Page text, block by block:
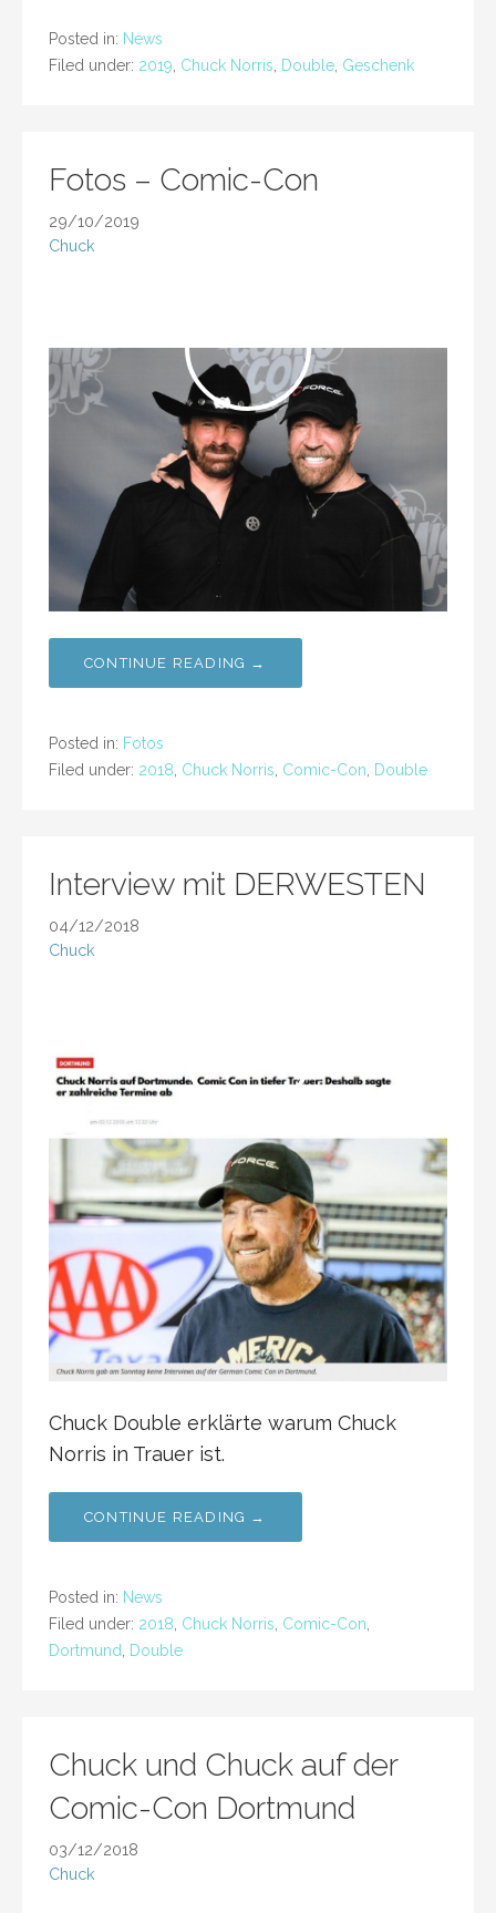
Posted in: News
Filed under: 2019 Chuck Norris Double Geschenk
Fotos – Comic-Con
29/10/2019
Chuck
CONTINUE READING →
Posted in: Fotos
Filed under: 2018 Chuck Norris Comic-Con Double
Interview mit DERWESTEN
04/12/2018
Chuck
Chuck Double erklärte warum Chuck
Norris in Trauer ist.
CONTINUE READING →
Posted in: News
Filed under: 2018 Chuck Norris Comic-Con
Dortmund
Double
Chuck und Chuck auf der
Comic-Con Dortmund
03/12/2018
Chuck